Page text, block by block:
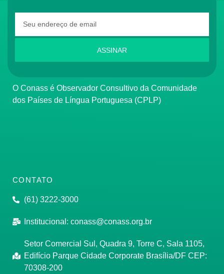
ASSINAR
O Conass é Observador Consultivo da Comunidade
dos Países de Língua Portuguesa (CPLP)
CONTATO
(61) 3222-3000
Institucional: conass@conass.org.br
Setor Comercial Sul, Quadra 9, Torre C, Sala 1105,
Edifício Parque Cidade Corporate Brasília/DF CEP:
70308-200